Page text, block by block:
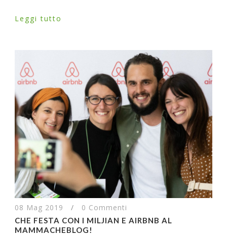
Leggi tutto
08 Mag 2019 / 0 Commenti
CHE FESTA CON I MILJIAN E AIRBNB AL
MAMMACHEBLOG!